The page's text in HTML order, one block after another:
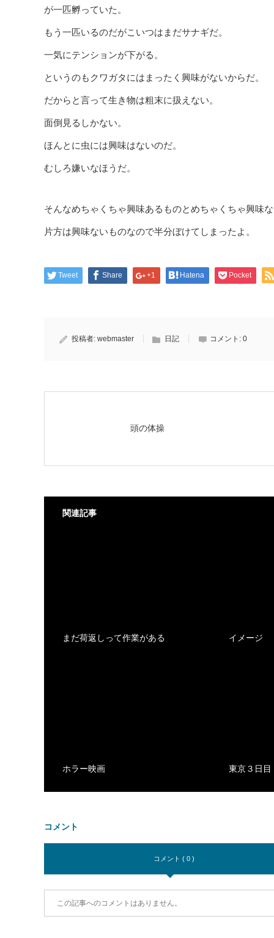
が一匹孵っていた。
もう一匹いるのだがこいつはまだサナギだ。
一気にテンションが下がる。
というのもクワガタにはまったく興味がないからだ。
だからと言って生き物は粗末に扱えない。
面倒見るしかない。
ほんとに虫には興味はないのだ。
むしろ嫌いなほうだ。
そんなめちゃくちゃ興味あるものとめちゃくちゃ興味
片方は興味ないものなので半分ぼけてしまったよ。
Tweet Share +1 Hatena Pocket
投稿者: webmaster 日記 コメント: 0
頭の体操
関連記事
まだ荷返しって作業がある イメージ
ホラー映画 東京３日目
コメント
コメント ( 0 )
この記事へのコメントはありません。